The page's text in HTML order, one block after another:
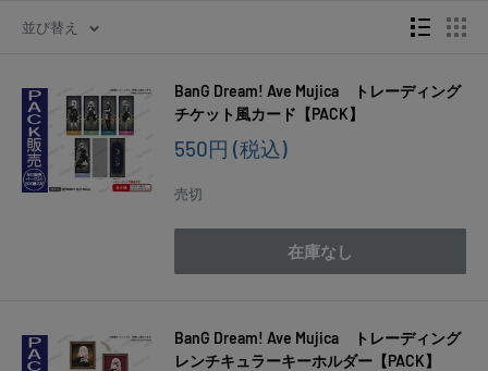
イ
ト
ア
並び替え
BanG Dream! Ave Mujica トレーディング
チケット風カード【PACK】
販
価
格
550円 (税込)
売切
在庫なし
BanG Dream! Ave Mujica トレーディング
レンチキュラーキーホルダー【PACK】